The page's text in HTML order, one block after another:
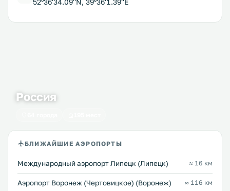
52°36'34.09''N, 39°36'1.39''E
Россия
БЛИЖАЙШИЕ АЭРОПОРТЫ
Международный аэропорт Липецк (Липецк) ≈ 16 км
Аэропорт Воронеж (Чертовицкое) (Воронеж) ≈ 116 км